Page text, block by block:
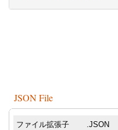
JSON File
ファイル拡張子 .JSON